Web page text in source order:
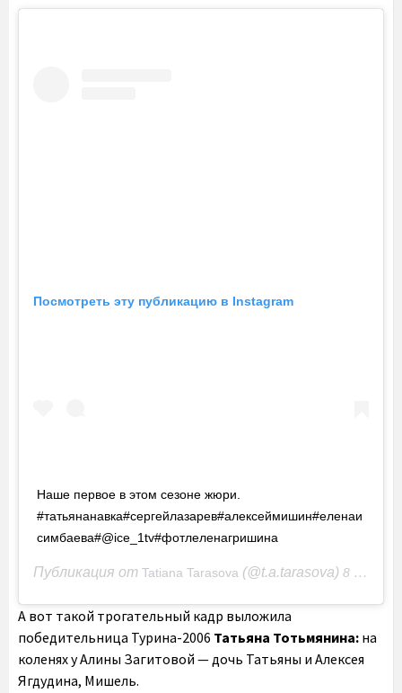
Посмотреть эту публикацию в Instagram
Наше первое в этом сезоне жюри.
#татьянанавка#сергейлазарев#алексеймишин#еленаи
симбаева#@ice_1tv#фотлеленагришина
Публикация от Tatiana Tarasova (@t.a.tarasova) 8 Сен 2020 в 8:46 PDT
А вот такой трогательный кадр выложила
победительница Турина-2006 Татьяна Тотьмянина: на
коленях у Алины Загитовой — дочь Татьяны и Алексея
Ягдудина, Мишель.